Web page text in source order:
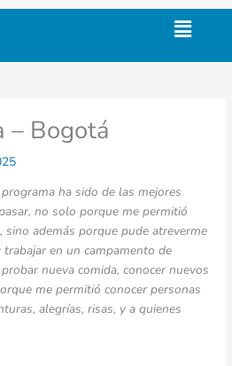
Menú
– Bogotá
ha sido de las mejores
no solo porque me permitió
además porque pude atreverme
trabajar en un campamento de
nueva comida, conocer nuevos
me permitió conocer personas
alegrías, risas, y a quienes